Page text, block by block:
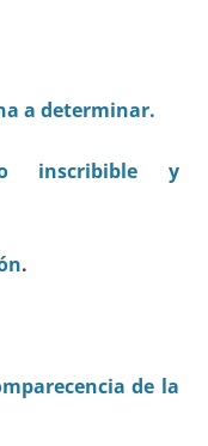
a determinar.
inscribible y
.
de la